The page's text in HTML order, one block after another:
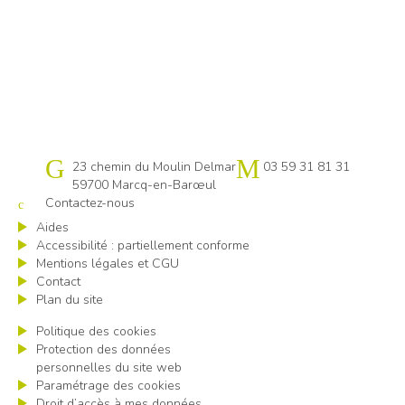
Cap emploi 59 Lille
23 chemin du Moulin Delmar
59700 Marcq-en-Barœul
03 59 31 81 31
Contactez-nous
Aides
Accessibilité : partiellement conforme
Mentions légales et CGU
Contact
Plan du site
Politique des cookies
Protection des données
personnelles du site web
Paramétrage des cookies